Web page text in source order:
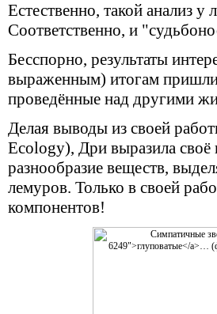
Естественно, такой анализ
Соответственно, и
Бесспорно, результаты
выраженным) итогам
проведённые над другими
Делая выводы из своей
Ecology), Дри выразила своё
разнообразие веществ,
лемуров. Только в своей
компонентов!